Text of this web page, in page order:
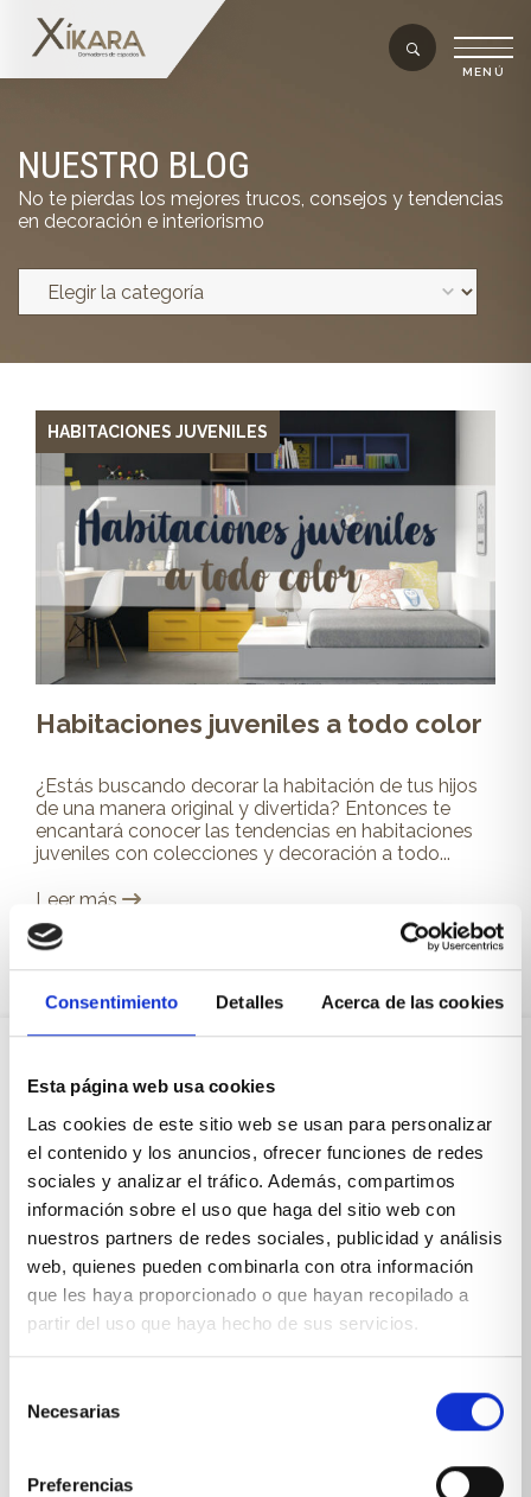
Consentimiento Detalles Acerca de las cookies
Esta página web usa cookies
Las cookies de este sitio web se usan para personalizar
el contenido y los anuncios, ofrecer funciones de redes
sociales y analizar el tráfico. Además, compartimos
información sobre el uso que haga del sitio web con
nuestros partners de redes sociales, publicidad y análisis
web, quienes pueden combinarla con otra información
que les haya proporcionado o que hayan recopilado a
partir del uso que haya hecho de sus servicios.
Necesarias
Preferencias
NUESTRO BLOG
No te pierdas los mejores trucos, consejos y tendencias
en decoración e interiorismo
HABITACIONES JUVENILES
Habitaciones juveniles a todo color
¿Estás buscando decorar la habitación de tus hijos
de una manera original y divertida? Entonces te
encantará conocer las tendencias en habitaciones
juveniles con colecciones y decoración a todo...
Leer más
Sobre Xíkara
Inicio
Blog
Reseñas Google
SOLICITA UNA CITA
Condiciones de venta
Productos y servicios